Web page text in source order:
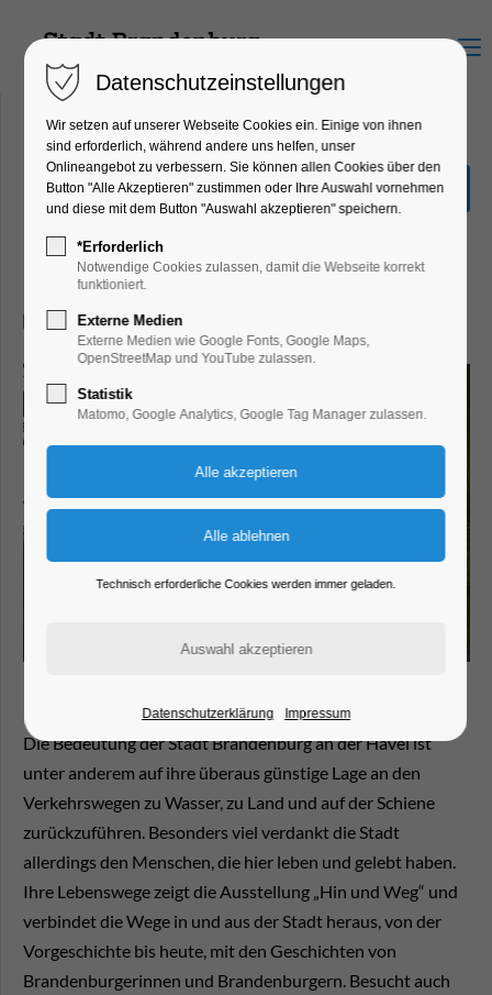
Menu
Sonderausstellung "Hin &
Weg"
Ausstellung, Kinder, Jugend, Kunst,
Mitmach-Aktion
04.09.2025, 13:00–17:00
Die Bedeutung der Stadt Brandenburg an der Havel ist
unter anderem auf ihre überaus günstige Lage an den
Verkehrswegen zu Wasser, zu Land und auf der Schiene
zurückzuführen. Besonders viel verdankt die Stadt
allerdings den Menschen, die hier leben und gelebt haben.
Ihre Lebenswege zeigt die Ausstellung „Hin und Weg“ und
verbindet die Wege in und aus der Stadt heraus, von der
Vorgeschichte bis heute, mit den Geschichten von
Brandenburgerinnen und Brandenburgern. Besucht auch
Datenschutzeinstellungen
Wir setzen auf unserer Webseite Cookies ein. Einige von ihnen
sind erforderlich, während andere uns helfen, unser
Onlineangebot zu verbessern. Sie können allen Cookies über den
Button "Alle Akzeptieren" zustimmen oder Ihre Auswahl vornehmen
und diese mit dem Button "Auswahl akzeptieren" speichern.
*Erforderlich
Notwendige Cookies zulassen, damit die Webseite korrekt
funktioniert.
Externe Medien
Externe Medien wie Google Fonts, Google Maps,
OpenStreetMap und YouTube zulassen.
Statistik
Matomo, Google Analytics, Google Tag Manager zulassen.
Technisch erforderliche Cookies werden immer geladen.
Datenschutzerklärung Impressum